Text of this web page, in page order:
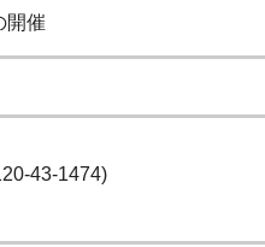
開催
43-1474)